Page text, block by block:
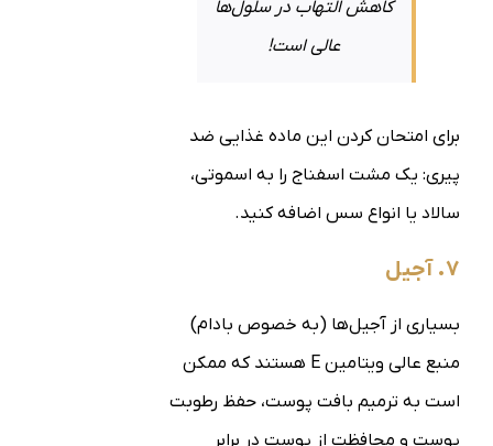
کاهش التهاب در سلول‌ها
عالی است!
برای امتحان کردن این ماده غذایی ضد
پیری: یک مشت اسفناج را به اسموتی،
سالاد یا انواع سس اضافه کنید.
۷. آجیل
بسیاری از آجیل‌ها (به خصوص بادام)
منبع عالی ویتامین E هستند که ممکن
است به ترمیم بافت پوست، حفظ رطوبت
پوست و محافظت از پوست در برابر